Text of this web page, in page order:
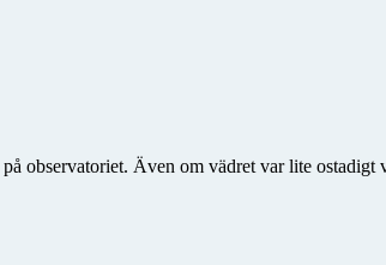
observatoriet. Även om vädret var lite ostadigt